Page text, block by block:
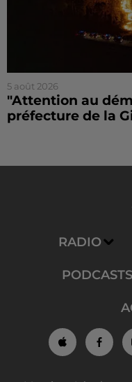
5 août 2026
"Attention au
préfecture de la
RADIO
PODCASTS